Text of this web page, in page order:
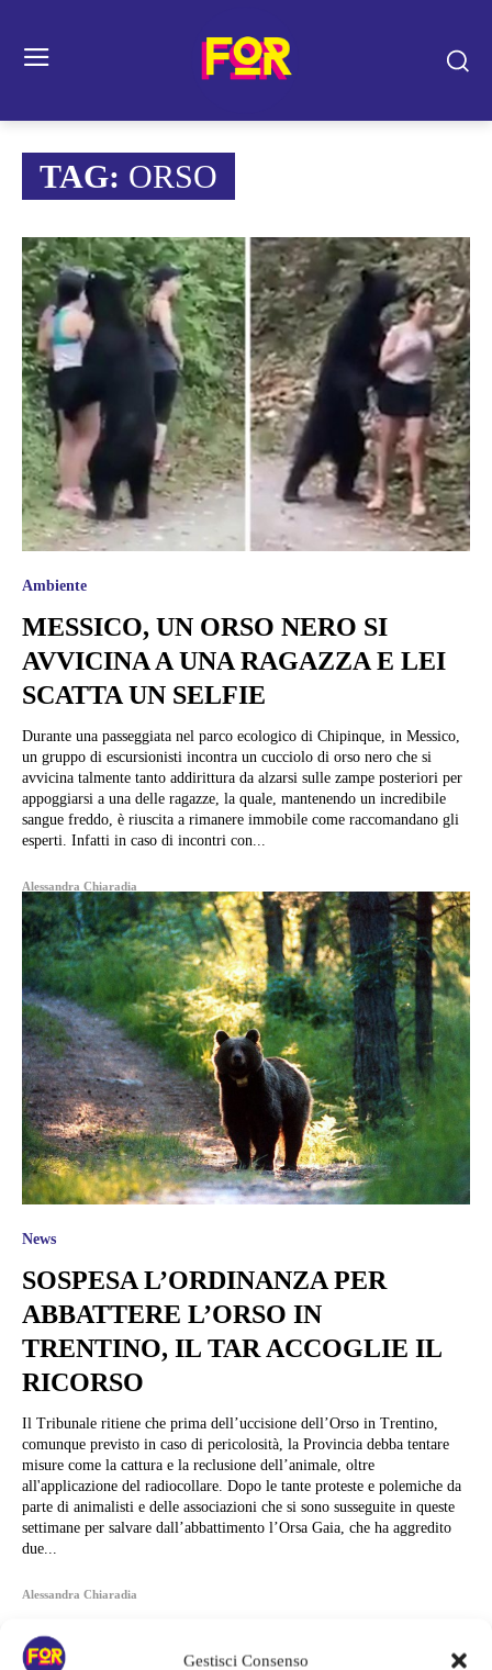
Gestisci Consenso
TAG: ORSO
Ambiente
MESSICO, UN ORSO NERO SI
AVVICINA A UNA RAGAZZA E LEI
SCATTA UN SELFIE
Durante una passeggiata nel parco ecologico di Chipinque, in Messico,
un gruppo di escursionisti incontra un cucciolo di orso nero che si
avvicina talmente tanto addirittura da alzarsi sulle zampe posteriori per
appoggiarsi a una delle ragazze, la quale, mantenendo un incredibile
sangue freddo, è riuscita a rimanere immobile come raccomandano gli
esperti. Infatti in caso di incontri con...
Alessandra Chiaradia
News
SOSPESA L’ORDINANZA PER
ABBATTERE L’ORSO IN
TRENTINO, IL TAR ACCOGLIE IL
RICORSO
Il Tribunale ritiene che prima dell’uccisione dell’Orso in Trentino,
comunque previsto in caso di pericolosità, la Provincia debba tentare
misure come la cattura e la reclusione dell’animale, oltre
all'applicazione del radiocollare. Dopo le tante proteste e polemiche da
parte di animalisti e delle associazioni che si sono susseguite in queste
settimane per salvare dall’abbattimento l’Orsa Gaia, che ha aggredito
due...
Alessandra Chiaradia